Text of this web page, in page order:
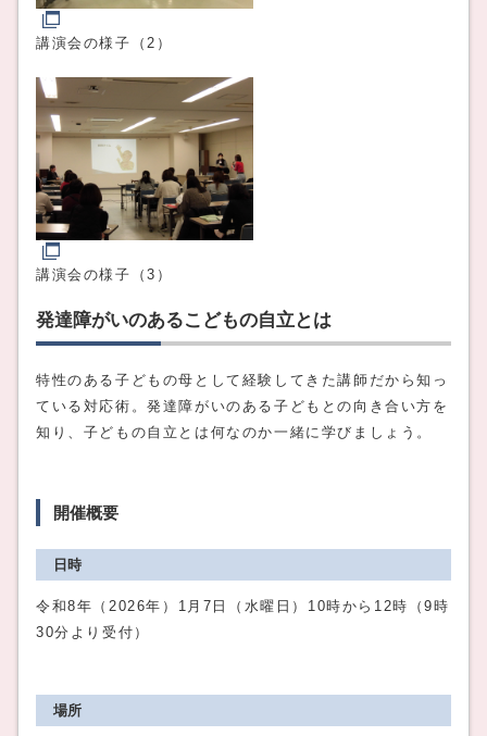
講演会の様子（2）
講演会の様子（3）
発達障がいのあるこどもの自立とは
特性のある子どもの母として経験してきた講師だから知っ
ている対応術。発達障がいのある子どもとの向き合い方を
知り、子どもの自立とは何なのか一緒に学びましょう。
開催概要
日時
令和8年（2026年）1月7日（水曜日）10時から12時（9時
30分より受付）
場所